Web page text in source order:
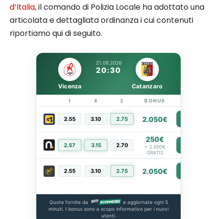
d’Italia, il comando di Polizia Locale ha adottato una
articolata e dettagliata ordinanza i cui contenuti
riportiamo qui di seguito.
21.08.2026
20:30
Vicenza Catanzaro
1 X 2 BONUS
2.55 3.10 2.75 2.050€
2.57 3.15 2.70
250€
+ 2.000€
GRATIS
2.55 3.10 2.75 2.050€
Quote fornite da
e aggiornate ogni 5
minuti. I bonus sono a scopo informativo per i nuovi
utenti.